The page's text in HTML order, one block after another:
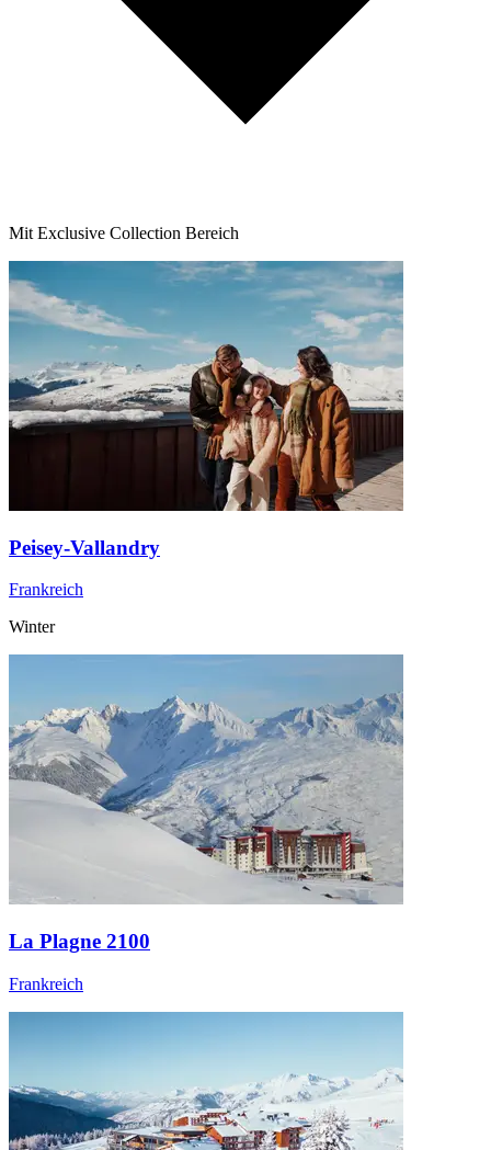
Mit Exclusive Collection Bereich
Peisey-Vallandry
Frankreich
Winter
La Plagne 2100
Frankreich